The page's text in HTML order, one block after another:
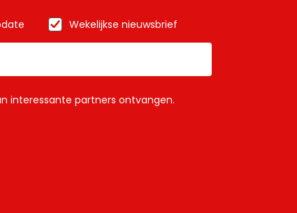
Wekelijkse nieuwsbrief
interessante partners ontvangen.